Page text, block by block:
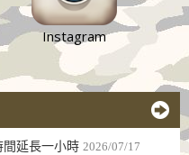
Instagram
延長一小時 2026/07/17